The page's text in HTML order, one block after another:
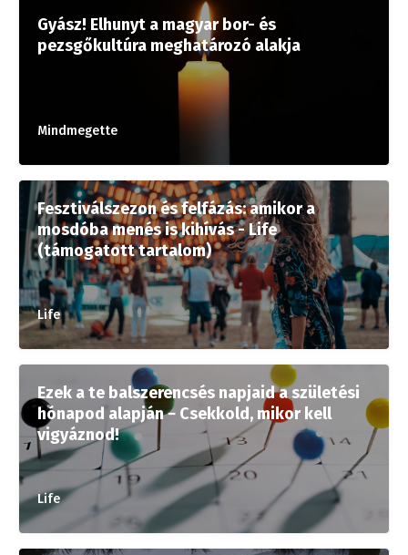
Gyász! Elhunyt a magyar bor- és
pezsgőkultúra meghatározó alakja
Mindmegette
Fesztiválszezon és felfázás: amikor a
mosdóba menés is kihívás - Life
(támogatott tartalom)
Life
Ezek a te balszerencsés napjaid a születési
hónapod alapján − Csekkold, mikor kell
vigyáznod!
Life